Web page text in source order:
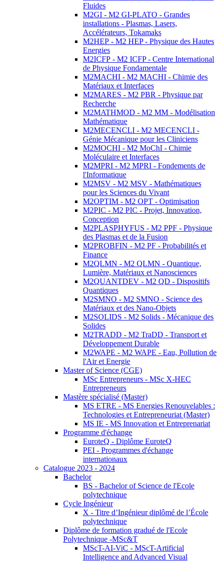
Fluides
M2GI - M2 GI-PLATO - Grandes
installations - Plasmas, Lasers,
Accélérateurs, Tokamaks
M2HEP - M2 HEP - Physique des Hautes
Energies
M2ICFP - M2 ICFP - Centre International
de Physique Fondamentale
M2MACHI - M2 MACHI - Chimie des
Matériaux et Interfaces
M2MARES - M2 PBR - Physique par
Recherche
M2MATHMOD - M2 MM - Modélisation
Mathématique
M2MECENCLI - M2 MECENCLI -
Génie Mécanique pour les Cliniciens
M2MOCHI - M2 MoChI - Chimie
Moléculaire et Interfaces
M2MPRI - M2 MPRI - Fondements de
l'Informatique
M2MSV - M2 MSV - Mathématiques
pour les Sciences du Vivant
M2OPTIM - M2 OPT - Optimisation
M2PIC - M2 PIC - Projet, Innovation,
Conception
M2PLASPHYFUS - M2 PPF - Physique
des Plasmas et de la Fusion
M2PROBFIN - M2 PF - Probabilités et
Finance
M2QLMN - M2 QLMN - Quantique,
Lumière, Matériaux et Nanosciences
M2QUANTDEV - M2 QD - Dispositifs
Quantiques
M2SMNO - M2 SMNO - Science des
Matériaux et des Nano-Objets
M2SOLIDS - M2 Solids - Mécanique des
Solides
M2TRADD - M2 TraDD - Transport et
Développement Durable
M2WAPE - M2 WAPE - Eau, Pollution de
l'Air et Energie
Master of Science (CGE)
MSc Entrepreneurs - MSc X-HEC
Entrepreneurs
Mastère spécialisé (Master)
MS ETRE - MS Energies Renouvelables :
Technologies et Entrepreneuriat (Master)
MS IE - MS Innovation et Entreprenariat
Programme d'échange
EuroteQ - Diplôme EuroteQ
PEI - Programmes d'échange
internationaux
Catalogue 2023 - 2024
Bachelor
BS - Bachelor of Science de l'Ecole
polytechnique
Cycle Ingénieur
X - Titre d’Ingénieur diplômé de l’École
polytechnique
Diplôme de formation gradué de l'Ecole
Polytechnique -MSc&T
MScT-AI-ViC - MScT-Artificial
Intelligence and Advanced Visual